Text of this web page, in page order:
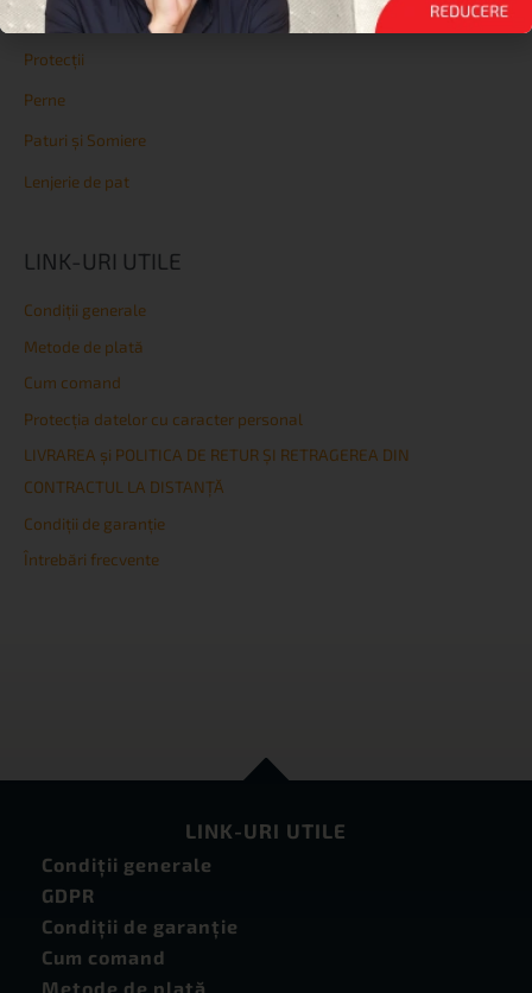
Topperе
Protecții
Perne
Paturi și Somiere
Lenjerie de pat
LINK-URI UTILE
Condiţii generale
Metode de plată
Cum comand
Protecția datelor cu caracter personal
LIVRAREA și POLITICA DE RETUR ȘI RETRAGEREA DIN
CONTRACTUL LA DISTANȚĂ
Condiţii de garanţie
Întrebări frecvente
LINK-URI UTILE
Condiţii generale
GDPR
Condiţii de garanţie
Cum comand
Metode de plată